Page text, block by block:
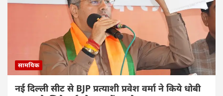
सामयिक
नई दिल्ली सीट से BJP प्रत्याशी प्रवेश वर्मा ने किये धोबी